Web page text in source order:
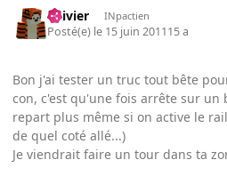
iolivier INpactien
Posté(e) le 15 juin 201115 a
Bon j'ai tester un truc tout bête
con, c'est qu'une fois arrête sur un
repart plus même si on active le
de quel coté allé...)
Je viendrait faire un tour dans ta